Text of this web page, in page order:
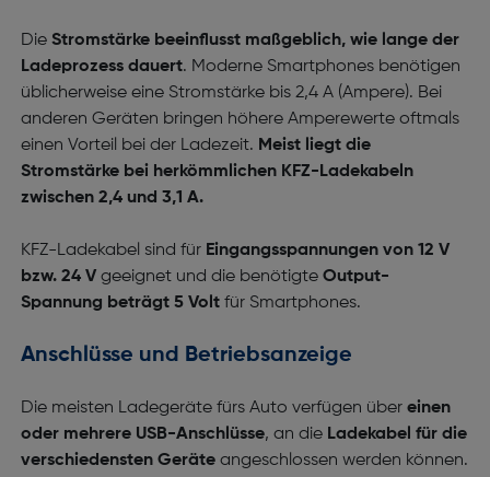
Die Stromstärke beeinflusst maßgeblich, wie lange der
Ladeprozess dauert. Moderne Smartphones benötigen
üblicherweise eine Stromstärke bis 2,4 A (Ampere). Bei
anderen Geräten bringen höhere Amperewerte oftmals
einen Vorteil bei der Ladezeit. Meist liegt die
Stromstärke bei herkömmlichen KFZ-Ladekabeln
zwischen 2,4 und 3,1 A.
KFZ-Ladekabel sind für Eingangsspannungen von 12 V
bzw. 24 Vgeeignet und die benötigte Output-
Spannung beträgt 5 Voltfür Smartphones.
Anschlüsse und Betriebsanzeige
Die meisten Ladegeräte fürs Auto verfügen über einen
oder mehrere USB-Anschlüsse, an die Ladekabel für die
verschiedensten Geräteangeschlossen werden können.